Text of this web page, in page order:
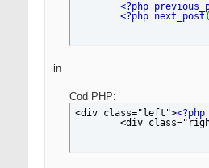
<?php
<?php next_post (
in
Cod PHP:
<div class="left">
<div